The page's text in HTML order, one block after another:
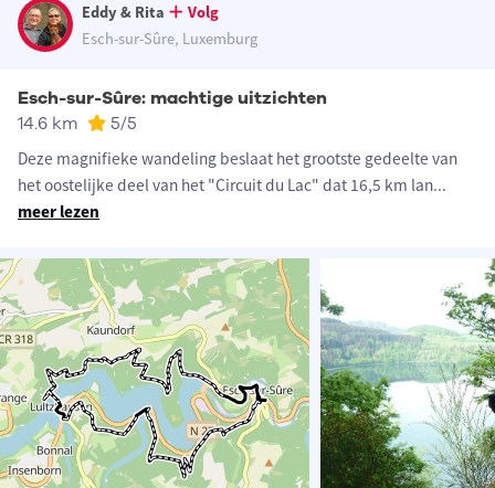
Eddy & Rita
Volg
Esch-sur-Sûre, Luxemburg
Esch-sur-Sûre: machtige uitzichten
14.6 km 5/5
Deze magnifieke wandeling beslaat het grootste gedeelte van
het oostelijke deel van het "Circuit du Lac" dat 16,5 km lan...
meer lezen